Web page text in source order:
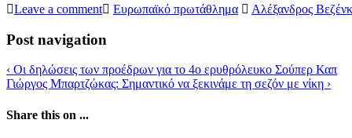
Leave a comment Ευρωπαϊκό πρωτάθλημα Αλέξανδρος
Post navigation
‹ Οι δηλώσεις των προέδρων για το 4ο ερυθρόλευκο Σούπερ Καπ
Γιώργος Μπαρτζώκας: Σημαντικό να ξεκινάμε τη σεζόν με νίκη ›
Share this on ...